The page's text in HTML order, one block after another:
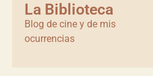
La Biblioteca
Blog de cine y de mis
ocurrencias